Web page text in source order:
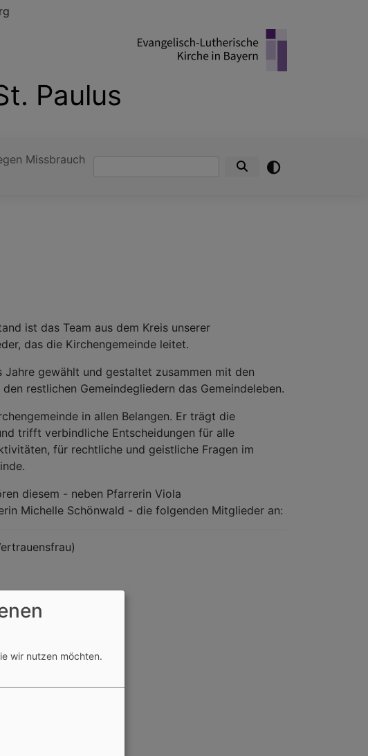
Paulus
MissbrauchSuche
ist das Team aus dem Kreis unserer
das die Kirchengemeinde leitet.
Jahre gewählt und gestaltet zusammen mit den
restlichen Gemeindegliedern das Gemeindeleben.
in allen Belangen. Er trägt die
trifft verbindliche Entscheidungen für alle
für rechtliche und geistliche Fragen im
diesem - neben Pfarrerin Viola
Michelle Schönwald - die folgenden Mitglieder an:
wir nutzen möchten.